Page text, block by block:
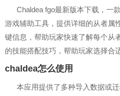
Chaldea fgo最新版本下载，一
游戏辅助工具，提供详细的从者属
键信息，帮助玩家快速了解每个从
的技能搭配技巧，帮助玩家选择合
chaldea怎么使用
本应用提供了多种导入数据或